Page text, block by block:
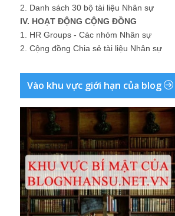
2. Danh sách 30 bộ tài liệu Nhân sự
IV. HOẠT ĐỘNG CỘNG ĐỒNG
1. HR Groups - Các nhóm Nhân sự
2. Cộng đồng Chia sẻ tài liệu Nhân sự
Vào khu vực giới hạn của blog